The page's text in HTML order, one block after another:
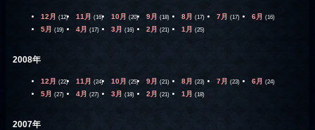
12月 (12) 11月 (16) 10月 (20) 9月 (18) 8月 (17) 7月 (17) 6月 (16)
5月 (19) 4月 (17) 3月 (16) 2月 (21) 1月 (25)
2008年
12月 (22) 11月 (24) 10月 (25) 9月 (21) 8月 (23) 7月 (23) 6月 (24)
5月 (27) 4月 (27) 3月 (18) 2月 (21) 1月 (18)
2007年